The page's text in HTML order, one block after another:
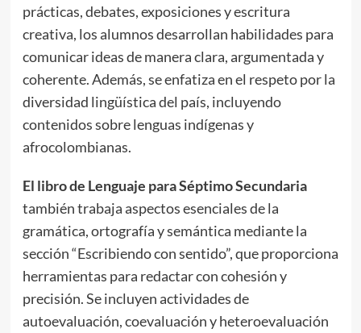
prácticas, debates, exposiciones y escritura
creativa, los alumnos desarrollan habilidades para
comunicar ideas de manera clara, argumentada y
coherente. Además, se enfatiza en el respeto por la
diversidad lingüística del país, incluyendo
contenidos sobre lenguas indígenas y
afrocolombianas.
El libro de Lenguaje para Séptimo Secundaria
también trabaja aspectos esenciales de la
gramática, ortografía y semántica mediante la
sección “Escribiendo con sentido”, que proporciona
herramientas para redactar con cohesión y
precisión. Se incluyen actividades de
autoevaluación, coevaluación y heteroevaluación